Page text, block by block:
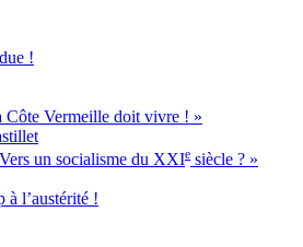
!
Vermeille doit vivre ! »
un socialisme du XXIe siècle ? »
à l’austérité !